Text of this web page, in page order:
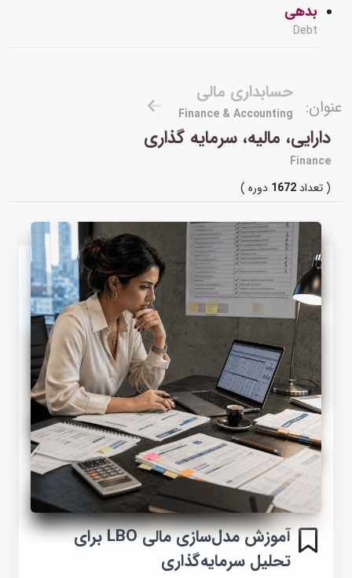
بدهی
Debt
عنوان:
حسابداری مالی
Finance & Accounting
دارایی، مالیه، سرمایه گذاری
Finance
( تعداد1672 دوره )
آموزش مدل‌سازی مالی LBO برای
تحلیل سرمایه‌گذاری